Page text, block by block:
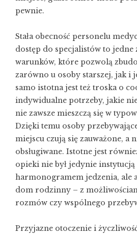
pewnie.
Stała obecność personelu
dostęp do specjalistów to jedne
warunków, które pozwolą
zarówno u osoby starszej, jak i
samo istotna jest też troska o
indywidualne potrzeby, jakie nie
nie zawsze mieszczą się w
Dzięki temu osoby
miejscu czują się zauważone, a
obsługiwane. Istotne jest
opieki nie był jedynie
harmonogramem jedzenia, ale
dom rodzinny – z
rozmów czy wspólnego
Przyjazne otoczenie i